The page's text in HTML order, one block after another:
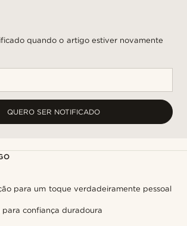
quando o artigo estiver novamente
QUERO SER NOTIFICADO
para um toque verdadeiramente pessoal
confiança duradoura